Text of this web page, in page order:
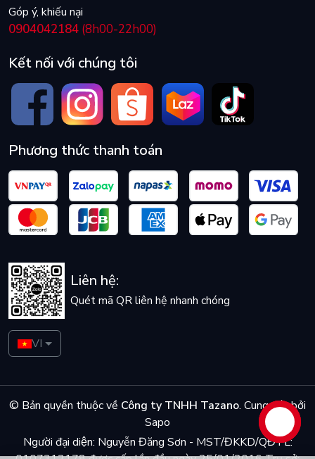
Góp ý, khiếu nại
0904042184 (8h00-22h00)
Kết nối với chúng tôi
Phương thức thanh toán
Liên hệ:
Quét mã QR liên hệ nhanh chóng
VI
© Bản quyền thuộc về Công ty TNHH Tazano. Cung cấp bởi
Sapo
Người đại diện: Nguyễn Đăng Sơn - MST/ĐKKD/QĐTL:
Liên hệ